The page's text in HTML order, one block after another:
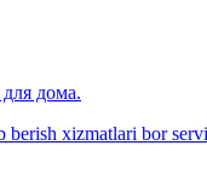
дома.
xizmatlari bor